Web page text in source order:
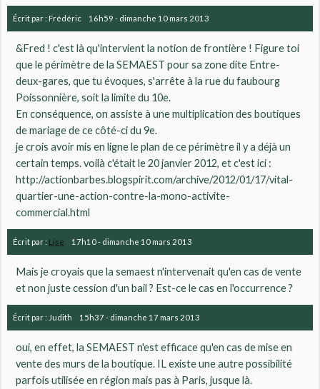
Écrit par : Frédéric 16h59 - dimanche 10 mars 2013
&Fred ! c'est là qu'intervient la notion de frontière ! Figure toi
que le périmètre de la SEMAEST pour sa zone dite Entre-
deux-gares, que tu évoques, s'arrête à la rue du faubourg
Poissonnière, soit la limite du 10e.
En conséquence, on assiste à une multiplication des boutiques
de mariage de ce côté-ci du 9e.
je crois avoir mis en ligne le plan de ce périmètre il y a déjà un
certain temps. voilà c'était le 20 janvier 2012, et c'est ici :
http://actionbarbes.blogspirit.com/archive/2012/01/17/vital-
quartier-une-action-contre-la-mono-activite-
commercial.html
Écrit par : Lise 17h10- dimanche 10 mars 2013
Mais je croyais que la semaest n'intervenait qu'en cas de vente
et non juste cession d'un bail ? Est-ce le cas en l'occurrence ?
Écrit par : Judith 15h37- dimanche 17 mars 2013
oui, en effet, la SEMAEST n'est efficace qu'en cas de mise en
vente des murs de la boutique. IL existe une autre possibilité
parfois utilisée en région mais pas à Paris, jusque là.